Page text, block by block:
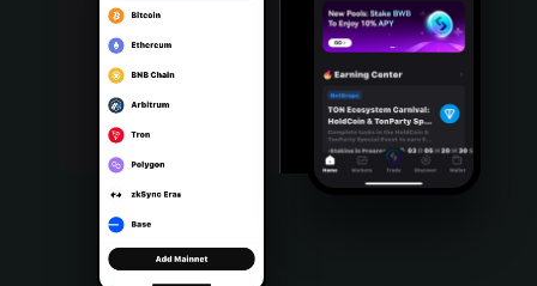
Português (Portugal)
Bahasa Indonesia
Português (Brasil)
Español (Argentina)